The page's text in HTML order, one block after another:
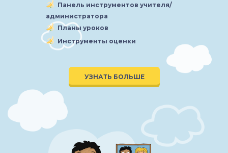
Панель инструментов учителя/
администратора
Планы уроков
Инструменты оценки
УЗНАТЬ БОЛЬШЕ